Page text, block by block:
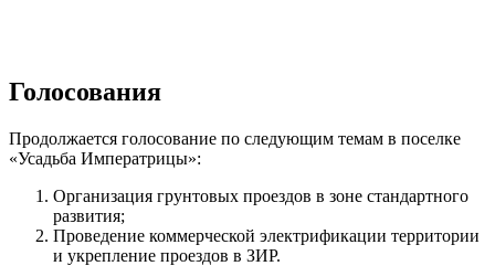
Голосования
Продолжается голосование по следующим темам в поселке
«Усадьба Императрицы»:
Организация грунтовых проездов в зоне стандартного
развития;
Проведение коммерческой электрификации территории
и укрепление проездов в ЗИР.